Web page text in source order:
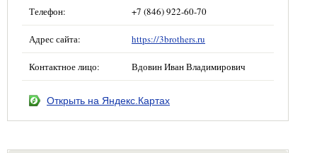
Телефон: +7 (846) 922-60-70
Адрес сайта: https://3brothers.ru
Контактное лицо: Вдовин Иван Владимирович
Открыть на Яндекс.Картах